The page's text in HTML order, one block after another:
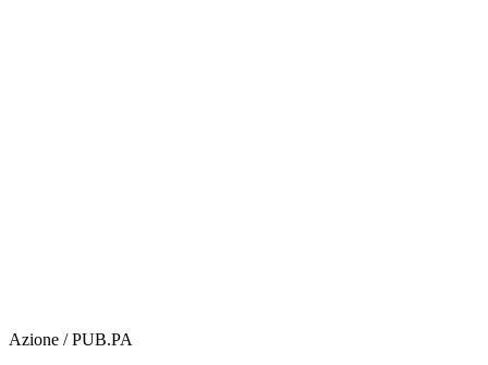
Azione / PUB.PA